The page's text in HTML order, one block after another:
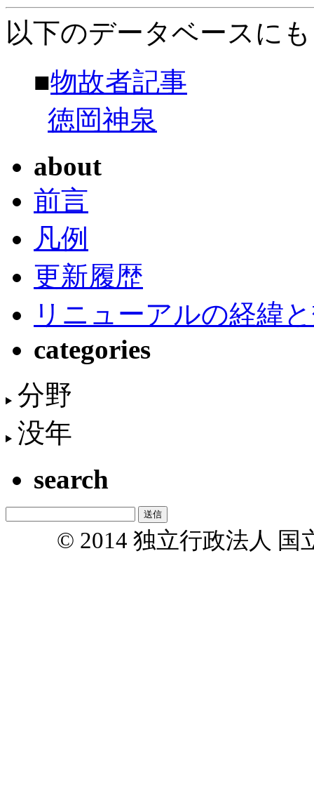
以下のデータベースに
■物故者記事
徳岡神泉
about
前言
凡例
更新履歴
リニューアルの経緯
categories
分野
没年
search
© 2014 独立行政法人 国